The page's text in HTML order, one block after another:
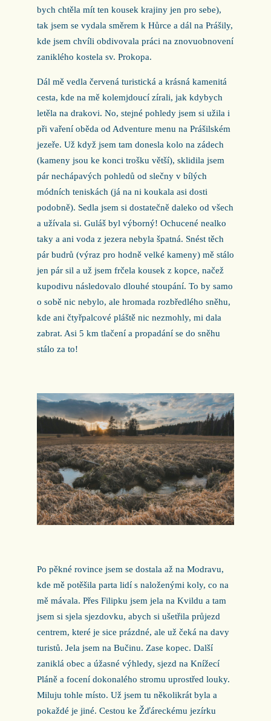
bych chtěla mít ten kousek krajiny jen pro sebe),
tak jsem se vydala směrem k Hůrce a dál na Prášily,
kde jsem chvíli obdivovala práci na znovuobnovení
zaniklého kostela sv. Prokopa.
Dál mě vedla červená turistická a krásná kamenitá
cesta, kde na mě kolemjdoucí zírali, jak kdybych
letěla na drakovi. No, stejné pohledy jsem si užila i
při vaření oběda od Adventure menu na Prášilském
jezeře. Už když jsem tam donesla kolo na zádech
(kameny jsou ke konci trošku větší), sklidila jsem
pár nechápavých pohledů od slečny v bílých
módních teniskách (já na ni koukala asi dosti
podobně). Sedla jsem si dostatečně daleko od všech
a užívala si. Guláš byl výborný! Ochucené nealko
taky a ani voda z jezera nebyla špatná. Snést těch
pár budrů (výraz pro hodně velké kameny) mě stálo
jen pár sil a už jsem frčela kousek z kopce, načež
kupodivu následovalo dlouhé stoupání. To by samo
o sobě nic nebylo, ale hromada rozbředlého sněhu,
kde ani čtyřpalcové pláště nic nezmohly, mi dala
zabrat. Asi 5 km tlačení a propadání se do sněhu
stálo za to!
Po pěkné rovince jsem se dostala až na Modravu,
kde mě potěšila parta lidí s naloženými koly, co na
mě mávala. Přes Filipku jsem jela na Kvildu a tam
jsem si sjela sjezdovku, abych si ušetřila průjezd
centrem, které je sice prázdné, ale už čeká na davy
turistů. Jela jsem na Bučinu. Zase kopec. Další
zaniklá obec a úžasné výhledy, sjezd na Knížecí
Pláně a focení dokonalého stromu uprostřed louky.
Miluju tohle místo. Už jsem tu několikrát byla a
pokaždé je jiné. Cestou ke Žďáreckému jezírku